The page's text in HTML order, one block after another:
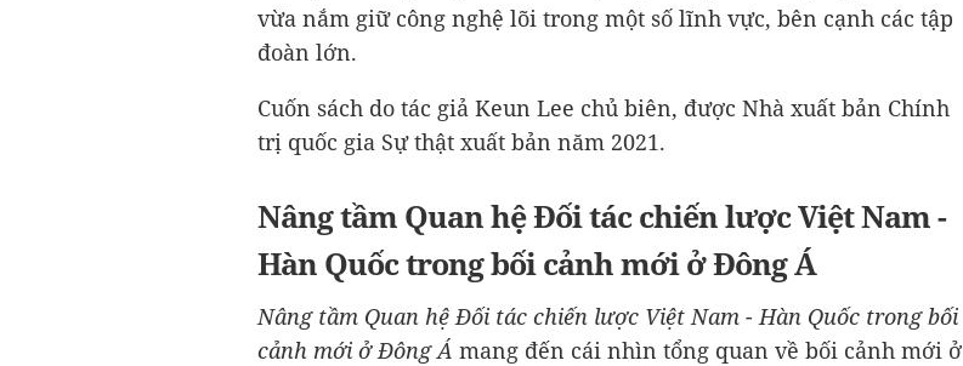
vừa nắm giữ công nghệ lõi trong một số lĩnh vực, bên cạnh các tập
đoàn lớn.
Cuốn sách do tác giả Keun Lee chủ biên, được Nhà xuất bản Chính
trị quốc gia Sự thật xuất bản năm 2021.
Nâng tầm Quan hệ Đối tác chiến lược Việt Nam -
Hàn Quốc trong bối cảnh mới ở Đông Á
Nâng tầm Quan hệ Đối tác chiến lược Việt Nam - Hàn Quốc trong bối
cảnh mới ở Đông Á mang đến cái nhìn tổng quan về bối cảnh mới ở